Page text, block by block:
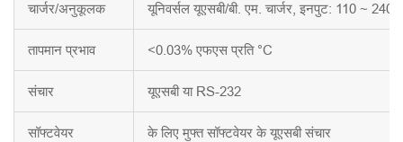
चार्जर/अनुकूलक यूनिवर्सल यूएसबी/बी. एम. चार्जर, इनपुट: 110 ~
तापमान प्रभाव <0.03% एफएस प्रति °C
संचार यूएसबी या RS-232
सॉफ्टवेयर के लिए मुफ्त सॉफ्टवेयर के यूएसबी संचार